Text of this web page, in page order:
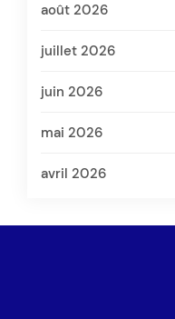
août 2026
juillet 2026
juin 2026
mai 2026
avril 2026